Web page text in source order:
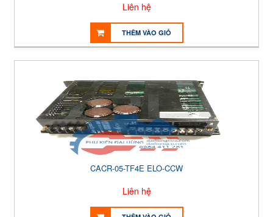
Liên hệ
THÊM VÀO GIỎ
CACR-05-TF4E ELO-CCW
Liên hệ